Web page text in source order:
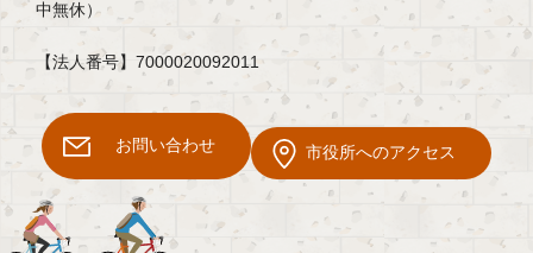
中無休）
【法人番号】7000020092011
お問い合わせ 市役所へのアクセス